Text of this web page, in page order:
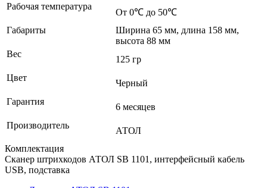
Рабочая температура
От 0℃ до 50℃
Габариты
Ширина 65 мм, длина 158 мм,
высота 88 мм
Вес
125 гр
Цвет
Черный
Гарантия
6 месяцев
Производитель
АТОЛ
Комплектация
Сканер штрихкодов АТОЛ SB 1101, интерфейсный кабель
USB, подставка